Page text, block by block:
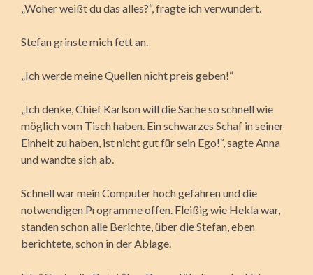
„Woher weißt du das alles?“, fragte ich verwundert.
Stefan grinste mich fett an.
„Ich werde meine Quellen nicht preis geben!“
„Ich denke, Chief Karlson will die Sache so schnell wie
möglich vom Tisch haben. Ein schwarzes Schaf in seiner
Einheit zu haben, ist nicht gut für sein Ego!“, sagte Anna
und wandte sich ab.
Schnell war mein Computer hoch gefahren und die
notwendigen Programme offen. Fleißig wie Hekla war,
standen schon alle Berichte, über die Stefan, eben
berichtete, schon in der Ablage.